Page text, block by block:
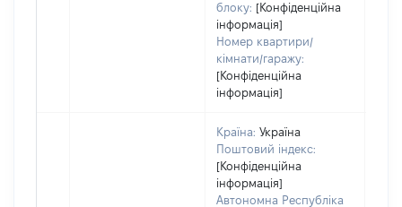
блоку: [Конфіденційна
інформація]
Номер квартири/
кімнати/гаражу:
[Конфіденційна
інформація]
Країна: Україна
Поштовий індекс:
[Конфіденційна
інформація]
Автономна Республіка